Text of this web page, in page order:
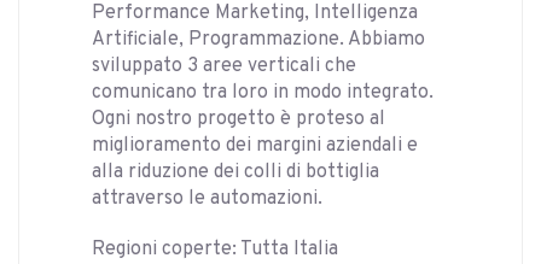
Performance Marketing, Intelligenza
Artificiale, Programmazione. Abbiamo
sviluppato 3 aree verticali che
comunicano tra loro in modo integrato.
Ogni nostro progetto è proteso al
miglioramento dei margini aziendali e
alla riduzione dei colli di bottiglia
attraverso le automazioni.
Regioni coperte: Tutta Italia